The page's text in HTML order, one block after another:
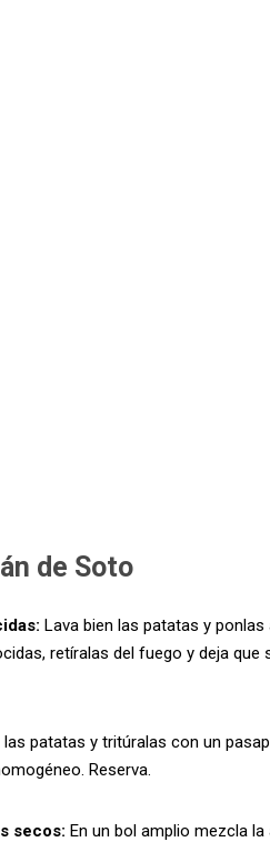
de Soto
Lava bien las patatas y
retíralas del fuego y deja
las patatas y tritúralas con un
Reserva.
secos: En un bol amplio mezcla